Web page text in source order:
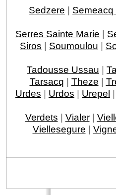
Sedzere |
Serres Sainte Marie |
Siros | Soumoulou |
Tadousse Ussau |
Tarsacq | Theze |
Urdes | Urdos | Urepel |
Verdets | Vialer|
Viellesegure |